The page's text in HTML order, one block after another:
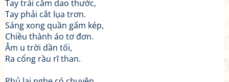
Tay trái cầm dao thước,
Tay phải cắt lụa trơn.
Sáng xong quần gấm kép,
Chiều thành áo tơ đơn.
Âm u trời dần tối,
Ra cổng rầu rĩ than.